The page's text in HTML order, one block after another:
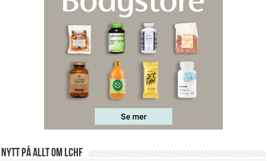
Nytt på Allt om LCHF